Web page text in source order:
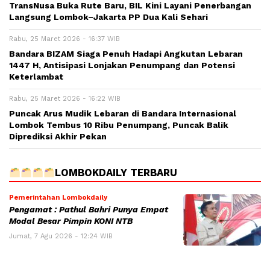
TransNusa Buka Rute Baru, BIL Kini Layani Penerbangan
Langsung Lombok–Jakarta PP Dua Kali Sehari
Rabu, 25 Maret 2026 - 16:37 WIB
Bandara BIZAM Siaga Penuh Hadapi Angkutan Lebaran
1447 H, Antisipasi Lonjakan Penumpang dan Potensi
Keterlambat
Rabu, 25 Maret 2026 - 16:22 WIB
Puncak Arus Mudik Lebaran di Bandara Internasional
Lombok Tembus 10 Ribu Penumpang, Puncak Balik
Diprediksi Akhir Pekan
LOMBOKDAILY TERBARU
Pemerintahan Lombokdaily
Pengamat : Pathul Bahri Punya Empat
Modal Besar Pimpin KONI NTB
Jumat, 7 Agu 2026 - 12:24 WIB